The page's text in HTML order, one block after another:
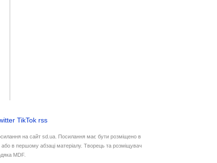
TikTok rss
на сайт sd.ua. Посилання має бути розміщено в
або в першому абзаці матеріалу. Творець та розміщувач
MDF.